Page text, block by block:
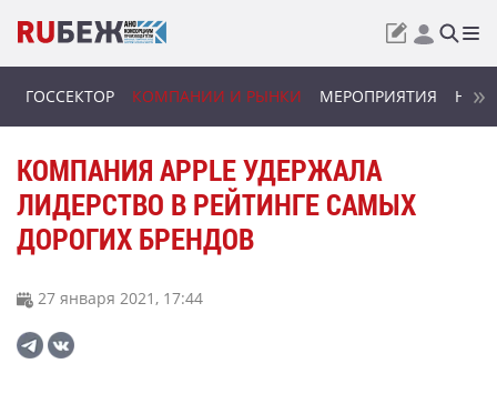
ГОССЕКТОР КОМПАНИИ И РЫНКИ МЕРОПРИЯТИЯ
КОМПАНИЯ APPLE УДЕРЖАЛА
ЛИДЕРСТВО В РЕЙТИНГЕ САМЫХ
ДОРОГИХ БРЕНДОВ
27 января 2021, 17:44